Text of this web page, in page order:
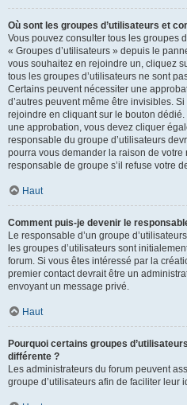
Où sont les groupes d’utilisateurs et
Vous pouvez consulter tous les groupes
« Groupes d’utilisateurs » depuis le
vous souhaitez en rejoindre un, cliquez
tous les groupes d’utilisateurs ne sont
Certains peuvent nécessiter une
d’autres peuvent même être invisibles.
rejoindre en cliquant sur le bouton
une approbation, vous devez cliquer
responsable du groupe d’utilisateurs
pourra vous demander la raison de
responsable de groupe s’il refuse votre
Haut
Comment puis-je devenir le
Le responsable d’un groupe
les groupes d’utilisateurs sont
forum. Si vous êtes intéressé par la
premier contact devrait être un
envoyant un message privé.
Haut
Pourquoi certains groupes
différente ?
Les administrateurs du forum peuvent
groupe d’utilisateurs afin de faciliter leur